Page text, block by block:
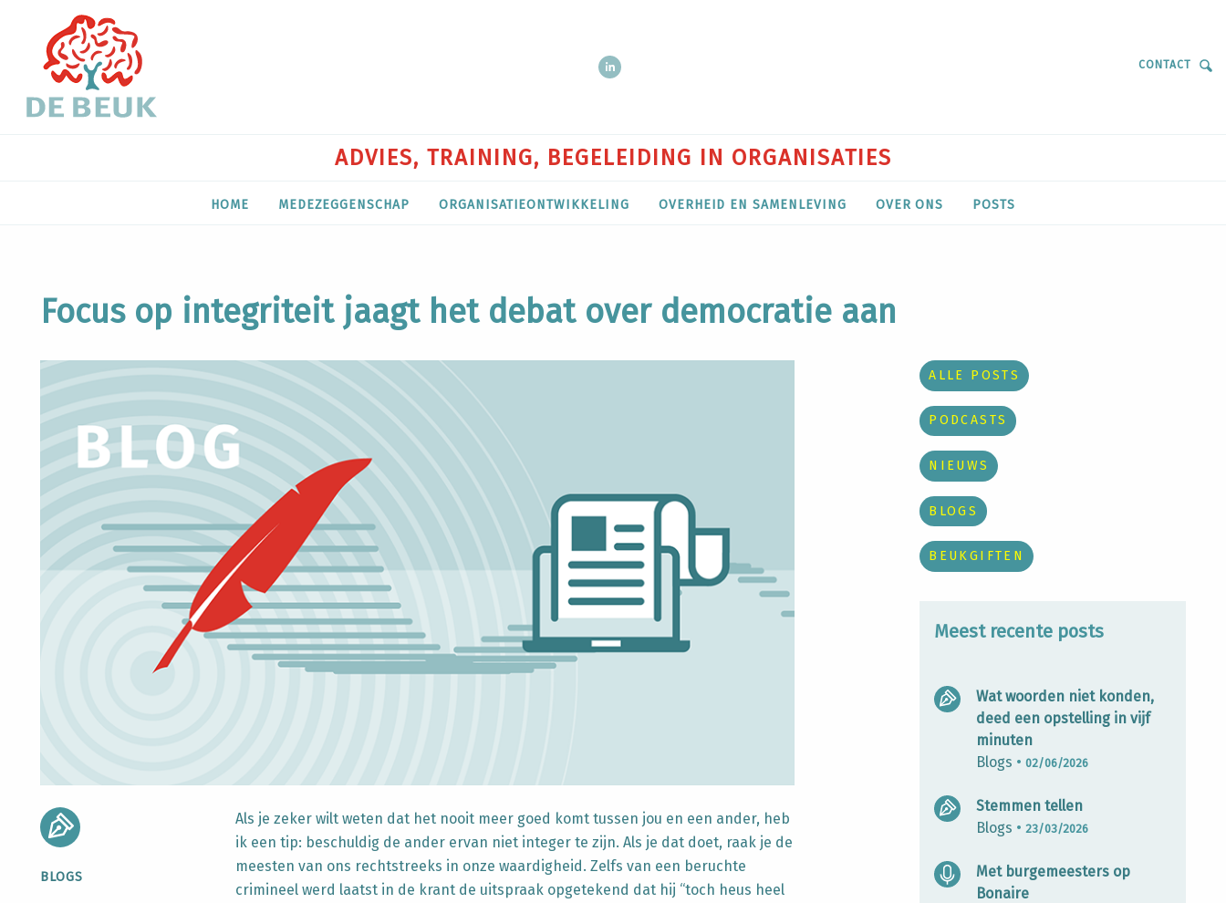
CONTACT
ADVIES, TRAINING, BEGELEIDING IN ORGANISATIES
HOME MEDEZEGGENSCHAP ORGANISATIEONTWIKKELING OVERHEID EN SAMENLEVING OVER ONS POSTS
Focus op integriteit jaagt het debat over democratie aan
BLOGS
Als je zeker wilt weten dat het nooit meer goed komt tussen jou en een ander, heb
ik een tip: beschuldig de ander ervan niet integer te zijn. Als je dat doet, raak je de
meesten van ons rechtstreeks in onze waardigheid. Zelfs van een beruchte
crimineel werd laatst in de krant de uitspraak opgetekend dat hij “toch heus heel
ALLE POSTS
PODCASTS
NIEUWS
BLOGS
BEUKGIFTEN
Meest recente posts
Wat woorden niet konden,
deed een opstelling in vijf
minuten
Blogs •02/06/2026
Stemmen tellen
Blogs • 23/03/2026
Met burgemeesters op
Bonaire